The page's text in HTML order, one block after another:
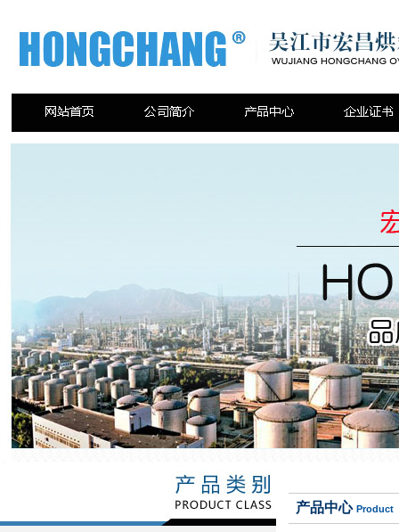
产品中心 Product